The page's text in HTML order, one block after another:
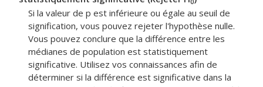
Si la valeur de p est inférieure ou égale au seuil de
signification, vous pouvez rejeter l'hypothèse nulle.
Vous pouvez conclure que la différence entre les
médianes de population est statistiquement
significative. Utilisez vos connaissances afin de
déterminer si la différence est significative dans la